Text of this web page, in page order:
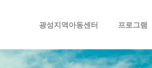
광성지역아동센터 프로그램